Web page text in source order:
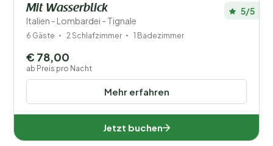
Mit Wasserblick
Italien - Lombardei - Tignale
5/5
6 Gäste 2 Schlafzimmer 1 Badezimmer
Mehr erfahren
€ 78,00
ab Preis pro Nacht
Jetzt buchen